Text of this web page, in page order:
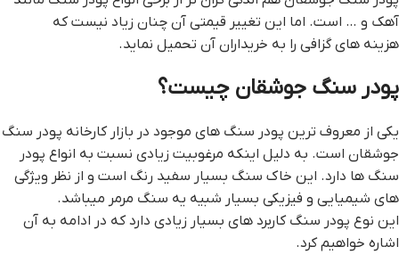
آهک و … است. اما این تغییر قیمتی آن چنان زیاد نیست که
هزینه های گزافی را به خریداران آن تحمیل نماید.
پودر سنگ جوشقان چیست؟
یکی از معروف ترین پودر سنگ های موجود در بازار کارخانه پودر سنگ
جوشقان است. به دلیل اینکه مرغوبیت زیادی نسبت به انواع پودر
سنگ ها دارد. این خاک سنگ بسیار سفید رنگ است و از نظر ویژگی
های شیمیایی و فیزیکی بسیار شبیه یه سنگ مرمر میباشد.
این نوع پودر سنگ کاربرد های بسیار زیادی دارد که در ادامه به آن
اشاره خواهیم کرد.